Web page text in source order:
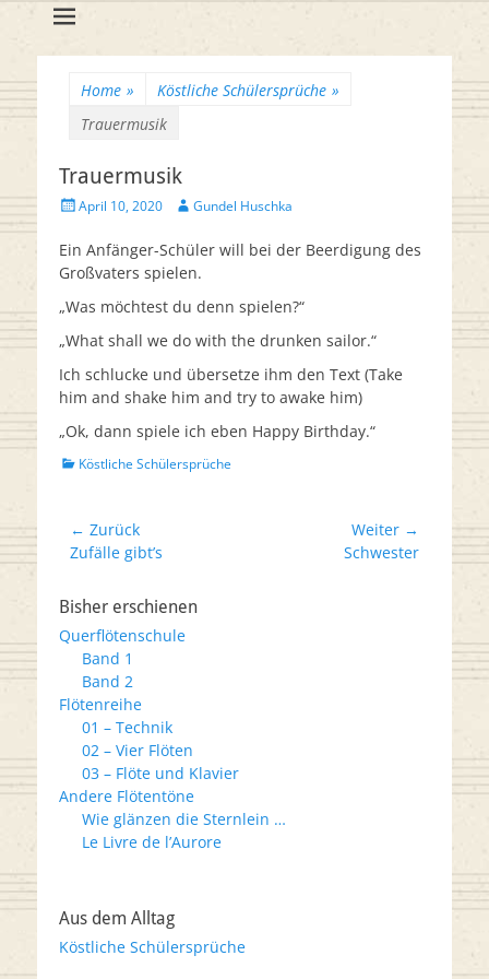
Huschka-Bähr
Suche
nach:
Home » Köstliche Schülersprüche »
Trauermusik
Trauermusik
Veröffentlicht
April 10, 2020 AutorGundel Huschka
Ein Anfänger-Schüler will bei der Beerdigung des
Großvaters spielen.
„Was möchtest du denn spielen?“
„What shall we do with the drunken sailor.“
Ich schlucke und übersetze ihm den Text (Take
him and shake him and try to awake him)
„Ok, dann spiele ich eben Happy Birthday.“
Kategorien
Köstliche Schülersprüche
Beitrags-
Navigation
← Zurück
Vorheriger
Zufälle gibt’s
Weiter →
Schwester
Bisher erschienen
Querflötenschule
Band 1
Band 2
Flötenreihe
01 – Technik
02 – Vier Flöten
03 – Flöte und Klavier
Andere Flötentöne
Wie glänzen die Sternlein …
Le Livre de l’Aurore
Aus dem Alltag
Köstliche Schülersprüche